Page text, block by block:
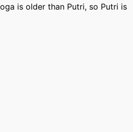
is older than Putri, so Putri is